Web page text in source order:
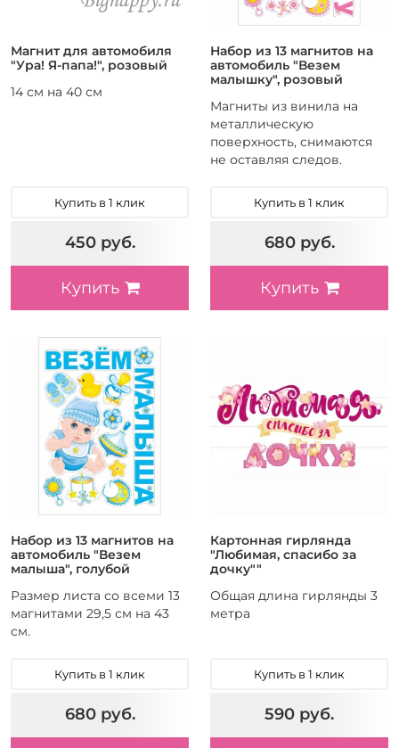
Магнит для автомобиля
"Ура! Я-папа!", розовый
14 см на 40 см
Купить в 1 клик
450 руб.
Купить
Набор из 13 магнитов на
автомобиль "Везем
малышку", розовый
Магниты из винила на
металлическую
поверхность, снимаются
не оставляя следов.
Купить в 1 клик
680 руб.
Купить
Набор из 13 магнитов на
автомобиль "Везем
малыша", голубой
Размер листа со всеми 13
магнитами 29,5 см на 43
см.
Купить в 1 клик
680 руб.
Картонная гирлянда
"Любимая, спасибо за
дочку""
Общая длина гирлянды 3
метра
Купить в 1 клик
590 руб.